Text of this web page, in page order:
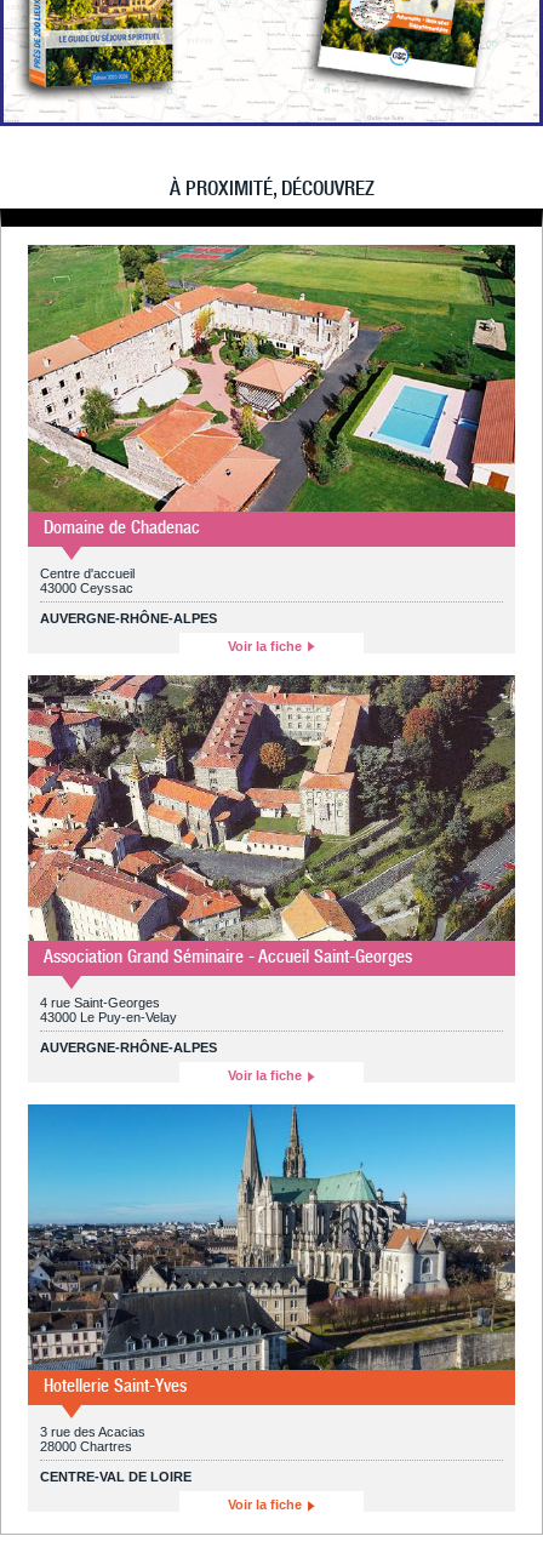
À PROXIMITÉ, DÉCOUVREZ
Domaine de Chadenac
Centre d'accueil
43000 Ceyssac
AUVERGNE-RHÔNE-ALPES
Voir la fiche
Association Grand Séminaire - Accueil Saint-Georges
4 rue Saint-Georges
43000 Le Puy-en-Velay
AUVERGNE-RHÔNE-ALPES
Voir la fiche
Hotellerie Saint-Yves
3 rue des Acacias
28000 Chartres
CENTRE-VAL DE LOIRE
Voir la fiche